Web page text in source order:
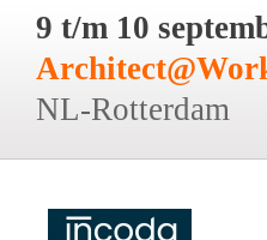
9 t/m 10
NL-Rotterdam